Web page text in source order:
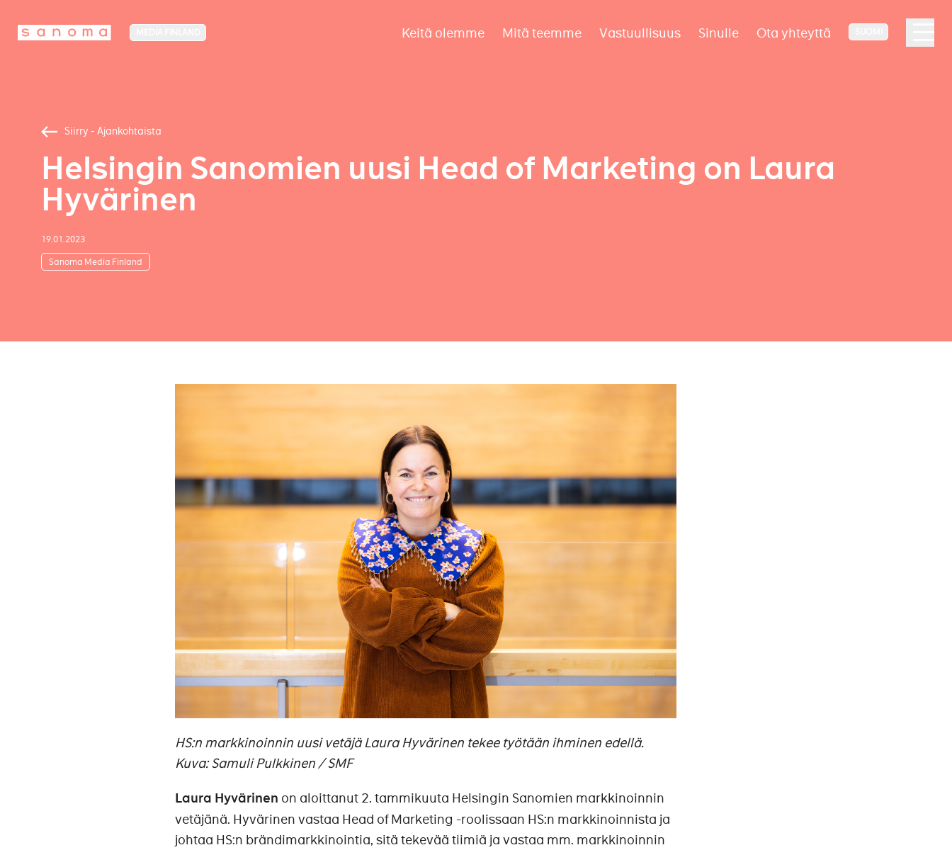
Keitä olemme Mitä teemme Vastuullisuus Sinulle Ota yhteyttä
Siirry - Ajankohtaista
Helsingin Sanomien uusi Head of Marketing on Laura
Hyvärinen
19.01.2023
Sanoma Media Finland
HS:n markkinoinnin uusi vetäjä Laura Hyvärinen tekee työtään ihminen edellä.
Kuva: Samuli Pulkkinen / SMF
Laura Hyvärinen on aloittanut 2. tammikuuta Helsingin Sanomien markkinoinnin
vetäjänä. Hyvärinen vastaa Head of Marketing -roolissaan HS:n markkinoinnista ja
johtaa HS:n brändimarkkinointia, sitä tekevää tiimiä ja vastaa mm. markkinoinnin